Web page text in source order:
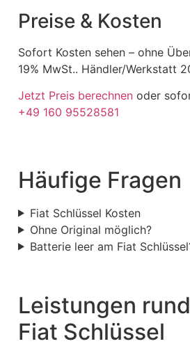
Preise & Kosten
Sofort Kosten sehen – ohne
19% MwSt.. Händler/Werkstatt
Jetzt Preis berechnen oder
+49 160 95528581
Häufige Fragen
Fiat Schlüssel Kosten
Ohne Original möglich?
Batterie leer am Fiat
Leistungen
Fiat Schlüssel